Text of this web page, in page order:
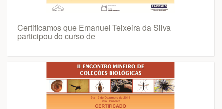
Certificamos que Emanuel Teixeira da Silva
participou do curso de